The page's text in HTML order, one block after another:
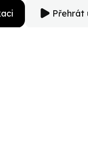
Přehrát